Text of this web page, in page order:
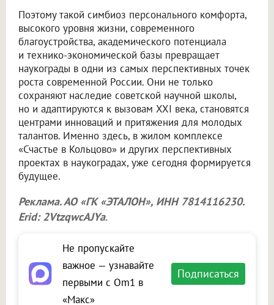
Поэтому такой симбиоз персонального комфорта,
высокого уровня жизни, современного
благоустройства, академического потенциала
и технико-экономической базы превращает
наукограды в одни из самых перспективных точек
роста современной России. Они не только
сохраняют наследие советской научной школы,
но и адаптируются к вызовам XXI века, становятся
центрами инноваций и притяжения для молодых
талантов. Именно здесь, в жилом комплексе
«Счастье в Кольцово» и других перспективных
проектах в наукоградах, уже сегодня формируется
будущее.
Реклама. АО «ГК «ЭТАЛОН», ИНН 7814116230.
Erid: 2VtzqwcAJYa.
Не пропускайте
важное — узнавайте
первыми с Om1 в
«Макс»
Подписаться